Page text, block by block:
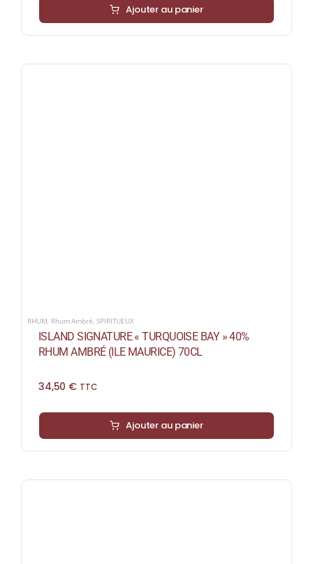
Ajouter au panier
RHUM Rhum Ambré ,SPIRITUEUX
ISLAND SIGNATURE « TURQUOISE BAY » 40%
RHUM AMBRÉ (ILE MAURICE) 70CL
34,50 € TTC
Ajouter au panier